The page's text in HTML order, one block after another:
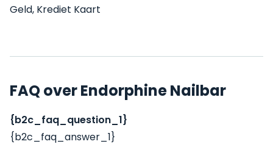
Geld, Krediet Kaart
FAQ over Endorphine Nailbar
{b2c_faq_question_1}
{b2c_faq_answer_1}